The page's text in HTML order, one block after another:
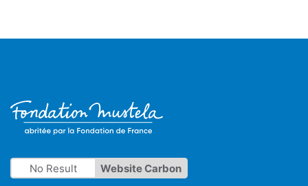
No Result Website Carbon